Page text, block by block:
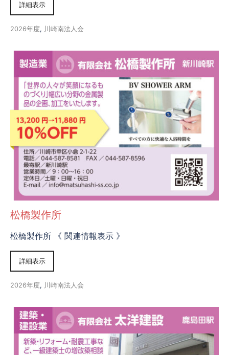
詳細表示
2026年度, 川崎南法人会
松橋製作所
松橋製作所 《 関連情報表示 》
詳細表示
2026年度, 川崎南法人会